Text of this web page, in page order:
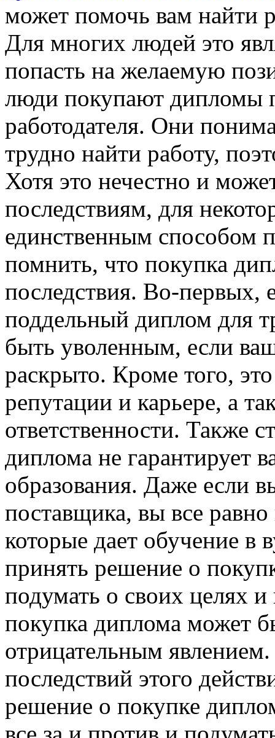
может помочь вам найти
Для многих людей это
попасть на желаемую
люди покупают дипломы
работодателя. Они
трудно найти работу,
Хотя это нечестно и
последствиям, для
единственным способом
помнить, что покупка
последствия. Во-первых,
поддельный диплом для
быть уволенным, если
раскрыто. Кроме того,
репутации и карьере, а
ответственности. Также
диплома не гарантирует
образования. Даже если
поставщика, вы все
которые дает обучение в
принять решение о
подумать о своих целях
покупка диплома может
отрицательным
последствий этого
решение о покупке